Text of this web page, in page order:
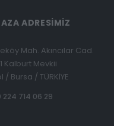
ADRESİMİZ
Mah. Akıncılar Cad.
Kalburt Mevkii
/ Bursa / TÜRKİYE
224 714 06 29